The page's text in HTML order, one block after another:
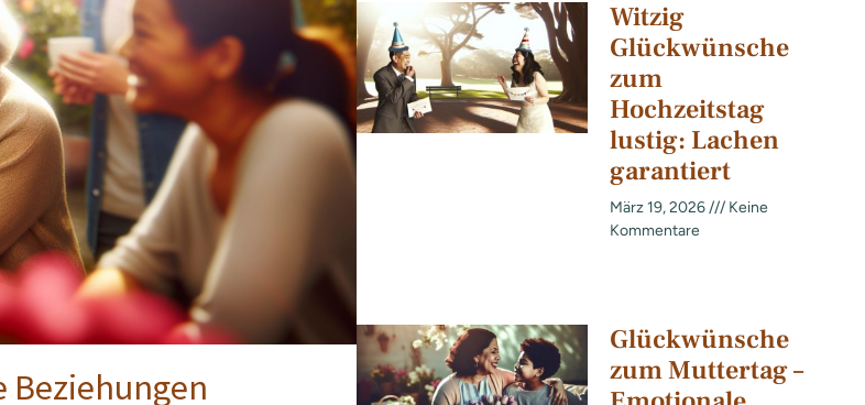
Witzig
Glückwünsche
zum
Hochzeitstag
lustig: Lachen
garantiert
März 19, 2026
Keine
Kommentare
Glückwünsche
zum Muttertag –